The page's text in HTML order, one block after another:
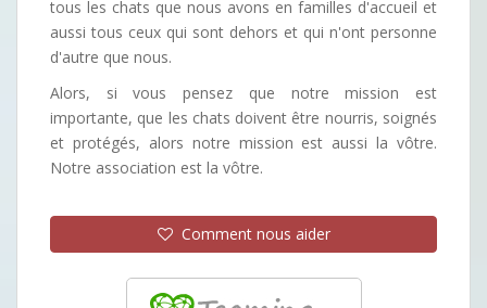
tous les chats que nous avons en familles d'accueil et
aussi tous ceux qui sont dehors et qui n'ont personne
d'autre que nous.
Alors, si vous pensez que notre mission est
importante, que les chats doivent être nourris, soignés
et protégés, alors notre mission est aussi la vôtre.
Notre association est la vôtre.
Comment nous aider